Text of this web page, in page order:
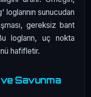
sunucudan
gereksiz bant
logların, uç nokta
hafifletir.
Savunma